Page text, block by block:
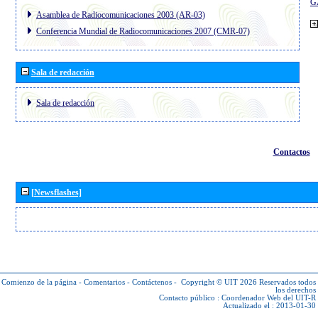
Asamblea de Radiocomunicaciones 2003 (AR-03)
Conferencia Mundial de Radiocomunicaciones 2007 (CMR-07)
Sala de redacción
Sala de redacción
Contactos
[Newsflashes]
Comienzo de la página - Comentarios - Contáctenos - Copyright © UIT 2026 Reservados todos
los derechos
Contacto público : Coordenador Web del UIT-R
Actualizado el : 2013-01-30